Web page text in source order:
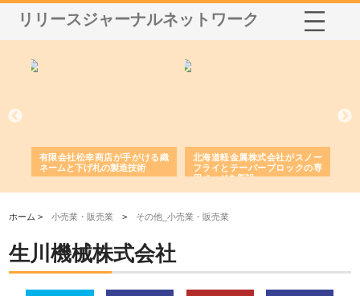
リリースジャーナルネットワーク
軽金属株式会社がスノー
とテーパーブロックの専
ジを新設
株式会社耕文社が品川で実現す
る販促物製作から配送までワン
ストップ対応
株式会社ナカモ
舗の内装改修で
由
ホーム >小売業・販売業 > その他_小売業・販売業
生川機械株式会社